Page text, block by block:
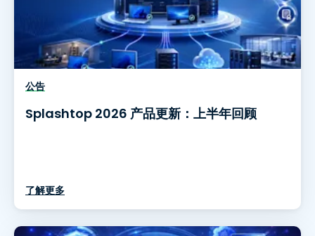
公告
Splashtop 2026 产品更新：上半年回顾
了解更多